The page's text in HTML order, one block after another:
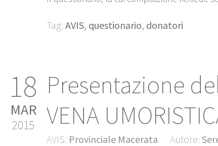
Tag: AVIS, questionario, donatori
18
MAR
2015
Presentazione
VENA
AVIS: Provinciale Macerata Autore: